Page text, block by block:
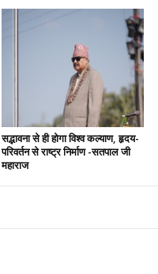
सद्भावना से ही होगा विश्व कल्याण, हृदय-
परिवर्तन से राष्ट्र निर्माण -सतपाल जी
महाराज